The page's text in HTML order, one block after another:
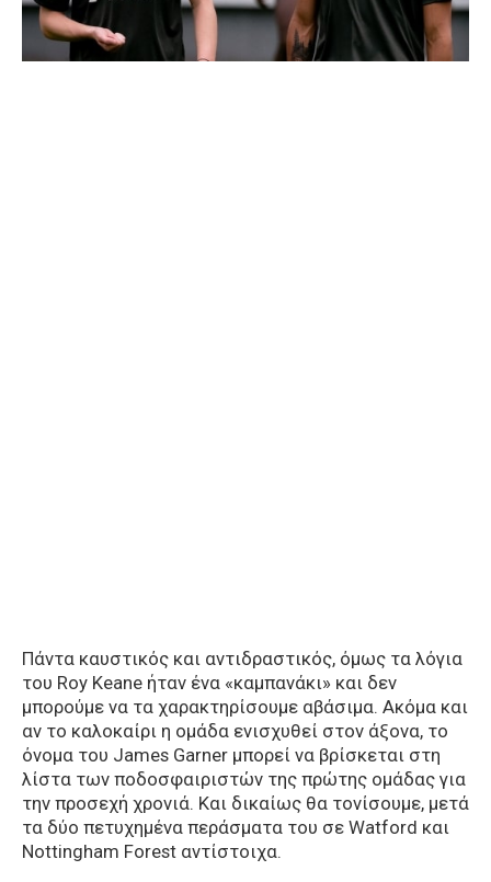
Πάντα καυστικός και αντιδραστικός, όμως τα λόγια
του Roy Keane ήταν ένα «καμπανάκι» και δεν
μπορούμε να τα χαρακτηρίσουμε αβάσιμα. Ακόμα και
αν το καλοκαίρι η ομάδα ενισχυθεί στον άξονα, το
όνομα του James Garner μπορεί να βρίσκεται στη
λίστα των ποδοσφαιριστών της πρώτης ομάδας για
την προσεχή χρονιά. Και δικαίως θα τονίσουμε, μετά
τα δύο πετυχημένα περάσματα του σε Watford και
Nottingham Forest αντίστοιχα.